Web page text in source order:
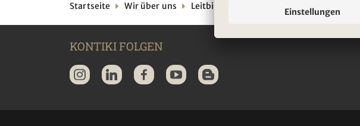
Startseite Wir über uns Leitbild
KONTIKI FOLGEN